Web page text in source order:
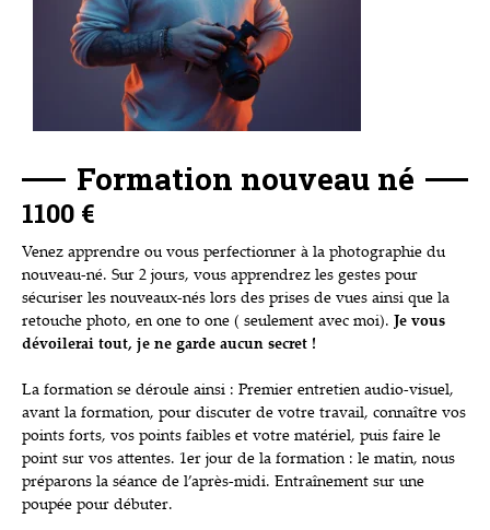
Formation nouveau né
1100 €
Venez apprendre ou vous perfectionner à la photographie du
nouveau-né. Sur 2 jours, vous apprendrez les gestes pour
sécuriser les nouveaux-nés lors des prises de vues ainsi que la
retouche photo, en one to one ( seulement avec moi). Je vous
dévoilerai tout, je ne garde aucun secret !
La formation se déroule ainsi : Premier entretien audio-visuel,
avant la formation, pour discuter de votre travail, connaître vos
points forts, vos points faibles et votre matériel, puis faire le
point sur vos attentes. 1er jour de la formation : le matin, nous
préparons la séance de l’après-midi. Entraînement sur une
poupée pour débuter.